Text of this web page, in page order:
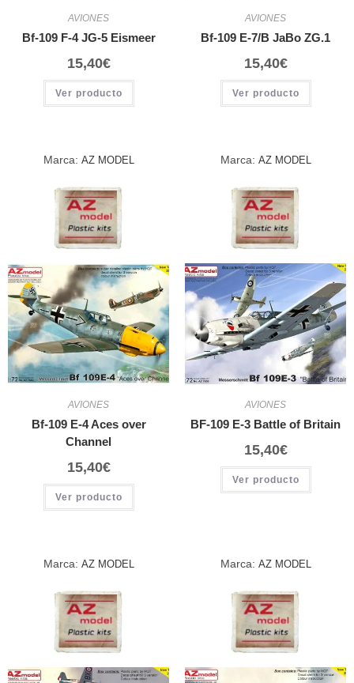
AVIONES
Bf-109 F-4 JG-5 Eismeer
15,40€
Ver producto
AVIONES
Bf-109 E-7/B JaBo ZG.1
15,40€
Ver producto
Marca: AZ MODEL
AVIONES
Bf-109 E-4 Aces over
Channel
15,40€
Ver producto
Marca: AZ MODEL
AVIONES
BF-109 E-3 Battle of Britain
15,40€
Ver producto
Marca: AZ MODEL Marca: AZ MODEL